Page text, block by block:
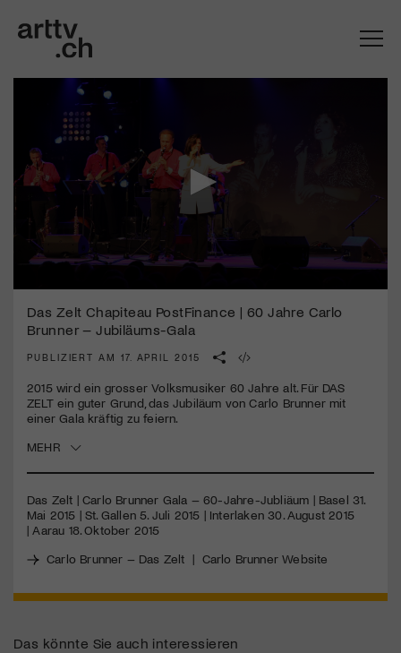
seconds
50
seconds
Das Zelt Chapiteau PostFinance | 60 Jahre Carlo
Brunner – Jubiläums-Gala
PUBLIZIERT AM 17. APRIL 2015
2015 wird ein grosser Volksmusiker 60 Jahre alt. Für DAS
ZELTein guter Grund, das Jubiläum von Carlo Brunner mit
einer Gala kräftig zu feiern.
MEHR
Das Zelt | Carlo Brunner Gala – 60-Jahre-Jubliäum | Basel 31.
Mai 2015 | St. Gallen 5. Juli 2015 | Interlaken 30. August 2015
| Aarau 18. Oktober 2015
Carlo Brunner – Das Zelt | Carlo Brunner Website
Das könnte Sie auch interessieren
Mach mit: «Be Part of the Art»!
Kulturinstitution und unterstütze unsere Arbeit.
Mit deiner Mitgliedschaft erhältst du kostenlosen Zugang zu
diversen Kulturevents.
Jetzt Mitglied werden